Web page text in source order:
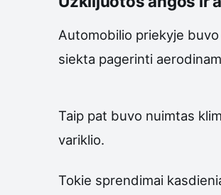
Automobilio priekyje
siekta pagerinti
Taip pat buvo nuimtas
variklio.
Tokie sprendimai